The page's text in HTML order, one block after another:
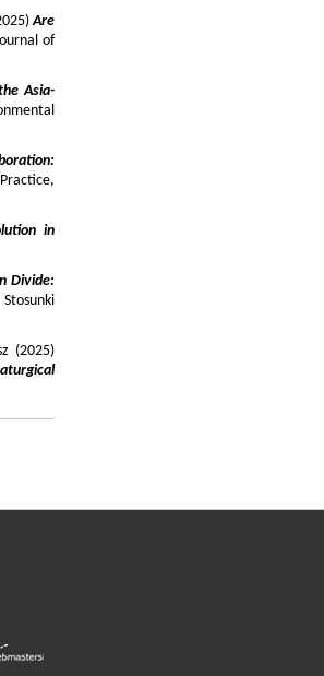
Are
of
Asia-
in
Divide:
(2025)